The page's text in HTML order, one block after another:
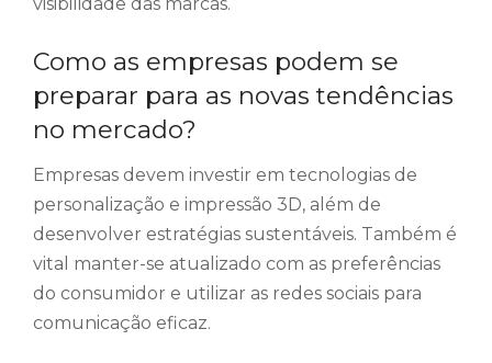
Como as empresas podem se
preparar para as novas tendências
no mercado?
Empresas devem investir em tecnologias de
personalização e impressão 3D, além de
desenvolver estratégias sustentáveis. Também é
vital manter-se atualizado com as preferências
do consumidor e utilizar as redes sociais para
comunicação eficaz.